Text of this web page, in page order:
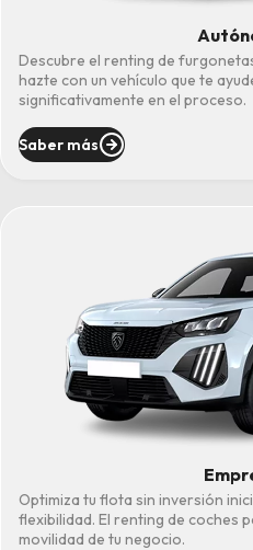
Descubre el renting de
hazte con un vehículo que te
significativamente en el proceso.
Saber más
Optimiza tu flota sin inversión
flexibilidad. El renting de coches
movilidad de tu negocio.